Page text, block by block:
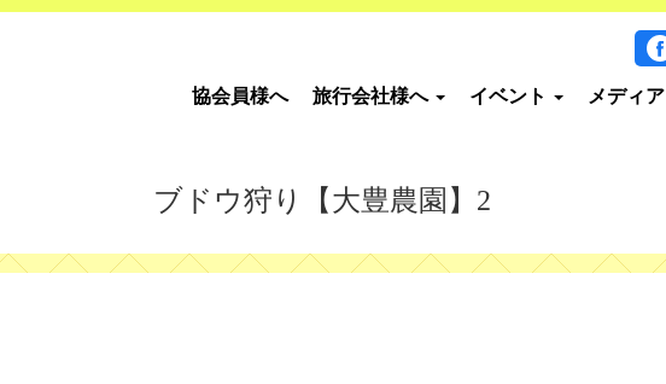
協会員様へ 旅行会社様へ イベント メディア
ブドウ狩り【大豊農園】2